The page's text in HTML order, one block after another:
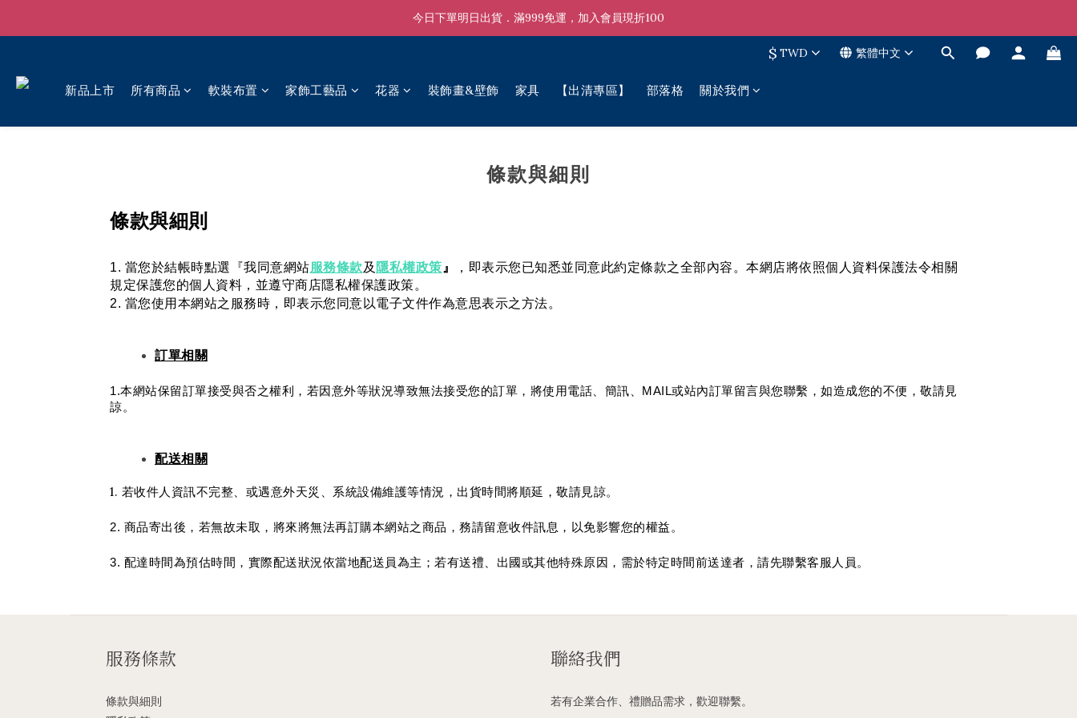
今日下單明日出貨．滿999免運，加入會員現折100
$ TWD 繁體中文
新品上市 所有商品 軟裝布置 家飾工藝品 花器 裝飾畫&壁飾 家具 【出清專區】 部落格 關於我們
條款與細則
條款與細則
1. 當您於結帳時點選『我同意網站服務條款及 隱私權政策 』
，即表示您已知悉並同意此約定條款之全部內容。本網店將依照個人資料保護法令相關
規定保護您的個人資料，並遵守商店隱私權保護政策。
2. 當您使用本網站之服務時，即表示您同意以電子文件作為意思表示之方法。
訂單相關
1.本網站保留訂單接受與否之權利，若因意外等狀況導致無法接受您的訂單，將使用電話
簡訊、MAIL或站內訂單留言與您聯繫，如造成您的不便，敬請見
諒。
配送相關
1. 若收件人資訊不完整、或遇意外天災、系統設備維護等情況，出貨時間將順延，敬請見諒。
2. 商品寄出後，若無故未取，將來將無法再訂購本網站之商品，務請留意收件訊息，以免影響您的權益。
3. 配達時間為預估時間，實際配送狀況依當地配送員為主；若有送禮、出國或其他特殊原因，需於特定時間前送達者，請先聯繫客服人員。
服務條款
條款與細則
聯絡我們
若有企業合作、禮贈品需求，歡迎聯繫。